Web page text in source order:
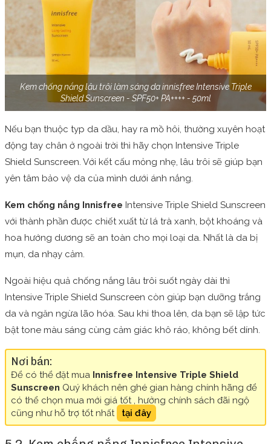
Kem chống nắng lâu trôi làm sáng da innisfree Intensive Triple
Shield Sunscreen - SPF50+ PA++++ - 50ml
Nếu bạn thuộc typ da dầu, hay ra mồ hôi, thường xuyên hoạt
động tay chân ở ngoài trời thì hãy chọn Intensive Triple
Shield Sunscreen. Với kết cấu mỏng nhẹ, lâu trôi sẽ giúp bạn
yên tâm bảo vệ da của mình dưới ánh nắng.
Kem chống nắng Innisfree Intensive Triple Shield Sunscreen
với thành phần được chiết xuất từ lá trà xanh, bột khoáng và
hoa hướng dương sẽ an toàn cho mọi loại da. Nhất là da bị
mụn, da nhạy cảm.
Ngoài hiệu quả chống nắng lâu trôi suốt ngày dài thì
Intensive Triple Shield Sunscreen còn giúp bạn dưỡng trắng
da và ngăn ngừa lão hóa. Sau khi thoa lên, da bạn sẽ lập tức
bật tone màu sáng cùng cảm giác khô ráo, không bết dính.
Nơi bán:
Để có thể đặt mua Innisfree Intensive Triple Shield
Sunscreen Quý khách nên ghé gian hàng chính hãng để
có thể chọn mua mới giá tốt , hưởng chính sách đãi ngộ
cũng như hỗ trợ tốt nhất
tại đây